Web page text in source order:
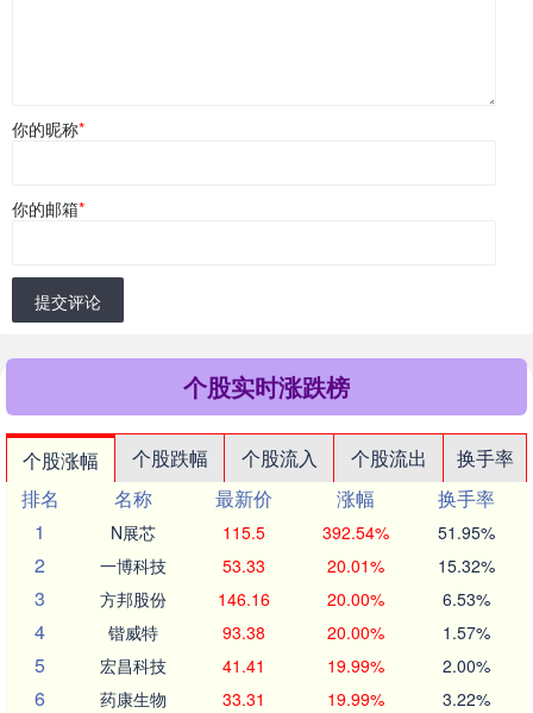
你的昵称*
你的邮箱*
提交评论
个股实时涨跌榜
个股涨幅 个股跌幅 个股流入 个股流出
换手率
排名
名称 最新价 涨幅
换手率
1
N展芯 115.5 392.54% 51.95%
2 一博科技 53.33 20.01% 15.32%
3 方邦股份 146.16 20.00% 6.53%
4 锴威特 93.38 20.00% 1.57%
5 宏昌科技 41.41 19.99% 2.00%
6 药康生物 33.31 19.99% 3.22%